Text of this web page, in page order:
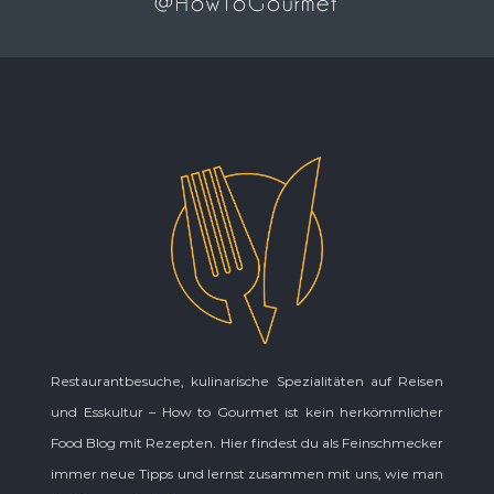
Restaurantbesuche, kulinarische Spezialitäten auf Reisen
und Esskultur – How to Gourmet ist kein herkömmlicher
Food Blog mit Rezepten. Hier findest du als Feinschmecker
immer neue Tipps und lernst zusammen mit uns, wie man